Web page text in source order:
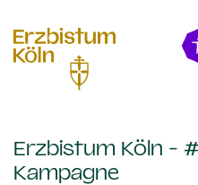
Erzbistum Köln -
Kampagne: